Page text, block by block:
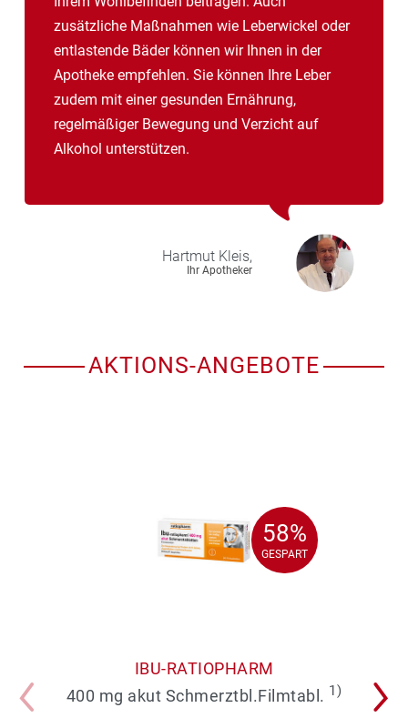
zusätzliche Maßnahmen wie Leberwickel oder
entlastende Bäder können wir Ihnen in der
Apotheke empfehlen. Sie können Ihre Leber
zudem mit einer gesunden Ernährung,
regelmäßiger Bewegung und Verzicht auf
Alkohol unterstützen.
Hartmut Kleis,
Ihr Apotheker
AKTIONS-ANGEBOTE
58%
GESPART
58%
GESPART
IBU-RATIOPHARM
400 mg akut Schmerztbl.Filmtabl. 1)